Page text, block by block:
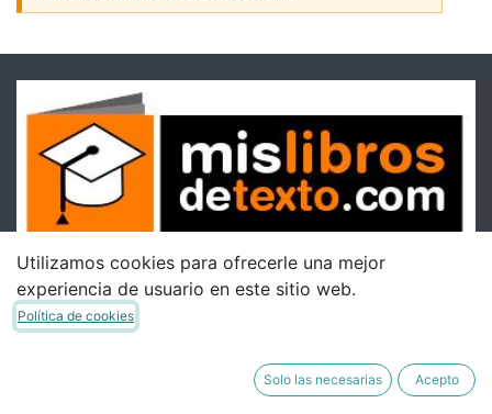
Utilizamos cookies para ofrecerle una mejor
experiencia de usuario en este sitio web.
Política de cookies
Solo las necesarias Acepto